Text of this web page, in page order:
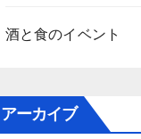
酒と食のイベント
アーカイブ